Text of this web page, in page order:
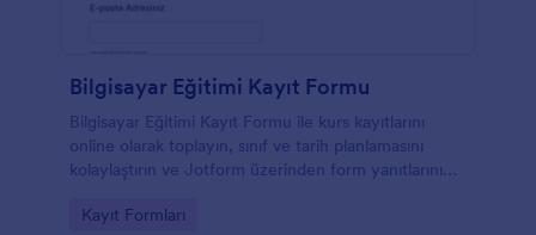
Bilgisayar Eğitimi Kayıt Formu
Bilgisayar Eğitimi Kayıt Formu ile kurs kayıtlarını
online olarak toplayın, sınıf ve tarih planlamasını
kolaylaştırın ve Jotform üzerinden form yanıtlarını
hızlandırın.
Go to Category:
Kayıt Formları